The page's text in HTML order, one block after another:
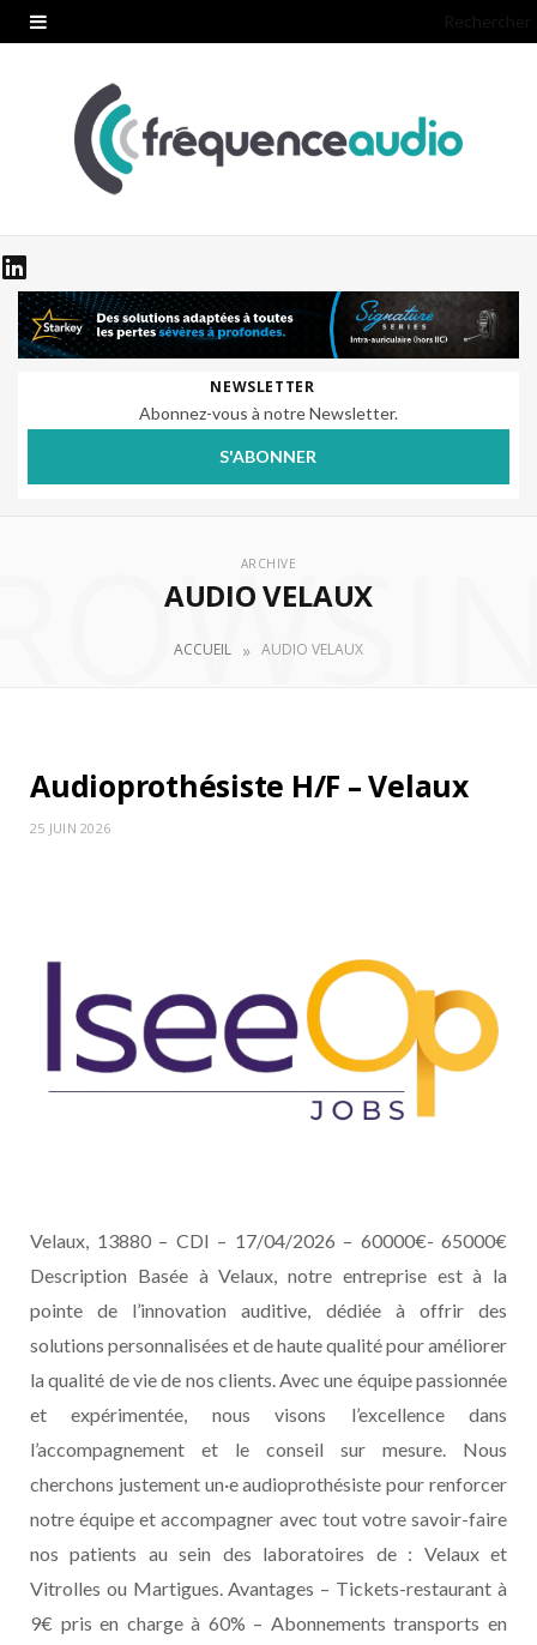
NEWSLETTER
Abonnez-vous à notre Newsletter.
S'ABONNER
ARCHIVE
AUDIO VELAUX
ACCUEIL » AUDIO VELAUX
Audioprothésiste H/F – Velaux
25 JUIN 2026
Velaux, 13880 – CDI – 17/04/2026 – 60000€- 65000€
Description Basée à Velaux, notre entreprise est à la
pointe de l’innovation auditive, dédiée à offrir des
solutions personnalisées et de haute qualité pour améliorer
la qualité de vie de nos clients. Avec une équipe passionnée
et expérimentée, nous visons l’excellence dans
l’accompagnement et le conseil sur mesure. Nous
cherchons justement un·e audioprothésiste pour renforcer
notre équipe et accompagner avec tout votre savoir-faire
nos patients au sein des laboratoires de : Velaux et
Vitrolles ou Martigues. Avantages – Tickets-restaurant à
9€ pris en charge à 60% – Abonnements transports en